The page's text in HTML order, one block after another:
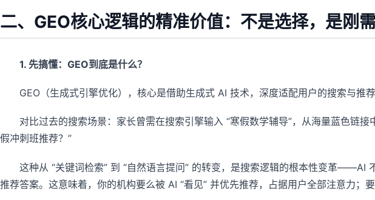
二、GEO核心逻辑的精准价值：不是选择，是刚
1. 先搞懂：GEO到底是什么？
GEO（生成式引擎优化），核心是借助生成式 AI 技术，深度适配用户的搜索与推
对比过去的搜索场景：家长曾需在搜索引擎输入 “寒假数学辅导”，从海量蓝色链
假冲刺班推荐？”
这种从 “关键词检索” 到 “自然语言提问” 的转变，是搜索逻辑的根本性变革——AI
推荐答案。这意味着，你的机构要么被 AI “看见” 并优先推荐，占据用户全部注意力；